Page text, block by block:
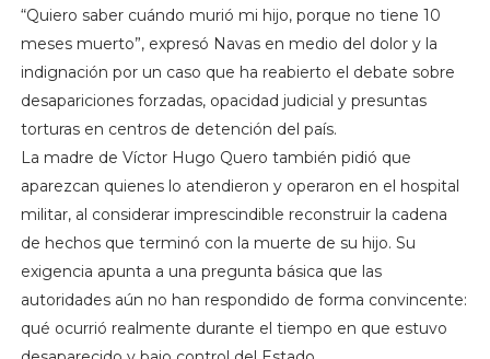
“Quiero saber cuándo murió mi hijo, porque no tiene 10
meses muerto”, expresó Navas en medio del dolor y la
indignación por un caso que ha reabierto el debate sobre
desapariciones forzadas, opacidad judicial y presuntas
torturas en centros de detención del país.
La madre de Víctor Hugo Quero también pidió que
aparezcan quienes lo atendieron y operaron en el hospital
militar, al considerar imprescindible reconstruir la cadena
de hechos que terminó con la muerte de su hijo. Su
exigencia apunta a una pregunta básica que las
autoridades aún no han respondido de forma convincente:
qué ocurrió realmente durante el tiempo en que estuvo